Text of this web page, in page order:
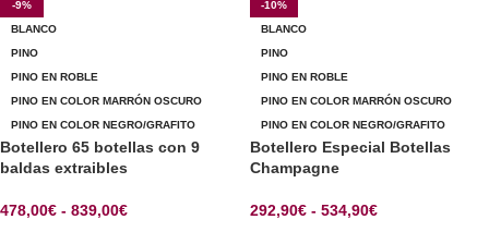
-9%
BLANCO
PINO
PINO EN ROBLE
PINO EN COLOR MARRÓN OSCURO
PINO EN COLOR NEGRO/GRAFITO
Botellero 65 botellas con 9
baldas extraibles
478,00€ - 839,00€
-10%
BLANCO
PINO
PINO EN ROBLE
PINO EN COLOR MARRÓN OSCURO
PINO EN COLOR NEGRO/GRAFITO
Botellero Especial Botellas
Champagne
292,90€ - 534,90€